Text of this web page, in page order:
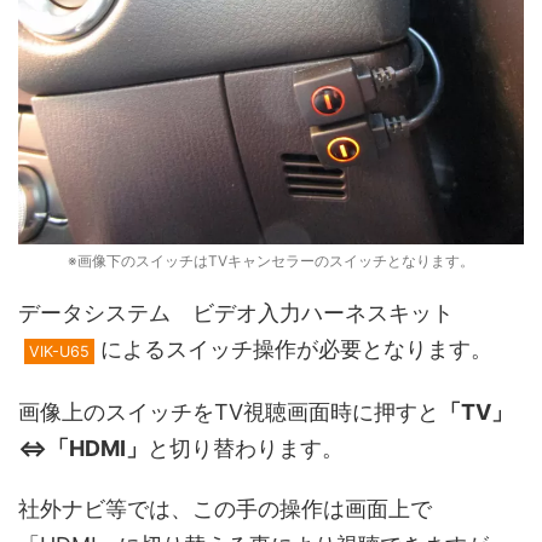
※画像下のスイッチはTVキャンセラーのスイッチとなります。
データシステム ビデオ入力ハーネスキット
VIK-U65 によるスイッチ操作が必要となります。
画像上のスイッチをTV視聴画面時に押すと
「TV」
⇔「HDMI」
と切り替わります。
社外ナビ等では、この手の操作は画面上で